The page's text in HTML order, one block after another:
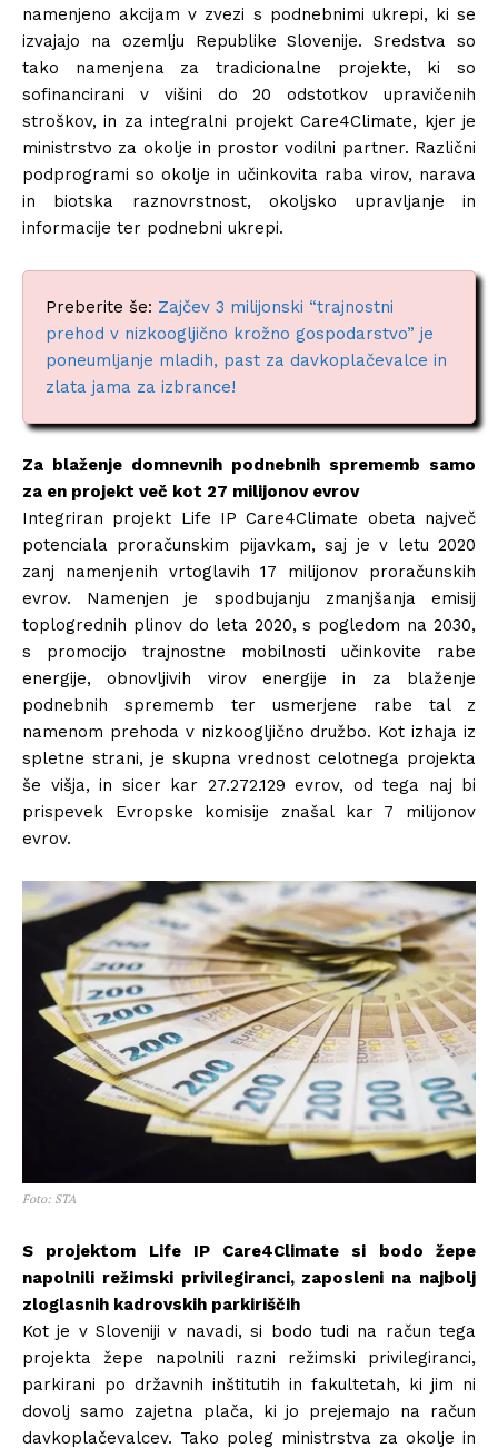
namenjeno akcijam v zvezi s podnebnimi ukrepi, ki se
izvajajo na ozemlju Republike Slovenije. Sredstva so
tako namenjena za tradicionalne projekte, ki so
sofinancirani v višini do 20 odstotkov upravičenih
stroškov, in za integralni projekt Care4Climate, kjer je
ministrstvo za okolje in prostor vodilni partner. Različni
podprogrami so okolje in učinkovita raba virov, narava
in biotska raznovrstnost, okoljsko upravljanje in
informacije ter podnebni ukrepi.
Preberite še: Zajčev 3 milijonski “trajnostni
prehod v nizkoogljično krožno gospodarstvo” je
poneumljanje mladih, past za davkoplačevalce in
zlata jama za izbrance!
Za blaženje domnevnih podnebnih sprememb samo
za en projekt več kot 27 milijonov evrov
Integriran projekt Life IP Care4Climate obeta največ
potenciala proračunskim pijavkam, saj je v letu 2020
zanj namenjenih vrtoglavih 17 milijonov proračunskih
evrov. Namenjen je spodbujanju zmanjšanja emisij
toplogrednih plinov do leta 2020, s pogledom na 2030,
s promocijo trajnostne mobilnosti učinkovite rabe
energije, obnovljivih virov energije in za blaženje
podnebnih sprememb ter usmerjene rabe tal z
namenom prehoda v nizkoogljično družbo. Kot izhaja iz
spletne strani, je skupna vrednost celotnega projekta
še višja, in sicer kar 27.272.129 evrov, od tega naj bi
prispevek Evropske komisije znašal kar 7 milijonov
evrov.
Foto: STA
S projektom Life IP Care4Climate si bodo žepe
napolnili režimski privilegiranci, zaposleni na najbolj
zloglasnih kadrovskih parkiriščih
Kot je v Sloveniji v navadi, si bodo tudi na račun tega
projekta žepe napolnili razni režimski privilegiranci,
parkirani po državnih inštitutih in fakultetah, ki jim ni
dovolj samo zajetna plača, ki jo prejemajo na račun
davkoplačevalcev. Tako poleg ministrstva za okolje in